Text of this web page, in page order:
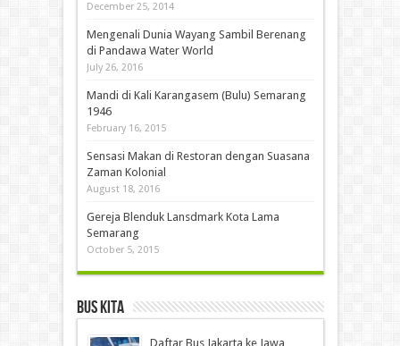
December 25, 2014
Mengenali Dunia Wayang Sambil Berenang
di Pandawa Water World
July 26, 2016
Mandi di Kali Karangasem (Bulu) Semarang
1946
February 16, 2015
Sensasi Makan di Restoran dengan Suasana
Zaman Kolonial
August 18, 2016
Gereja Blenduk Lansdmark Kota Lama
Semarang
October 5, 2015
Bus Kita
Daftar Bus Jakarta ke Jawa